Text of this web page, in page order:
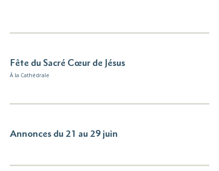
Fête du Sacré Cœur de Jésus
À la Cathédrale
Annonces du 21 au 29 juin